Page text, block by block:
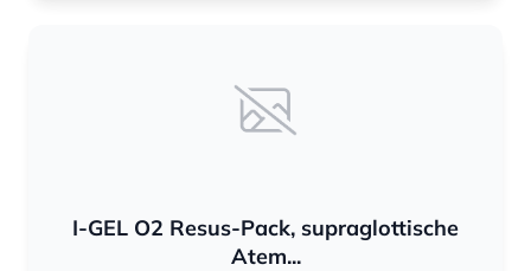
I-GEL O2 Resus-Pack, supraglottische
Atem...